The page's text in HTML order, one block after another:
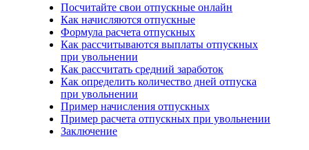
Посчитайте свои отпускные онлайн
Как начисляются отпускные
Формула расчета отпускных
Как рассчитываются выплаты отпускных
при увольнении
Как рассчитать средний заработок
Как определить количество дней отпуска
при увольнении
Пример начисления отпускных
Пример расчета отпускных при увольнении
Заключение